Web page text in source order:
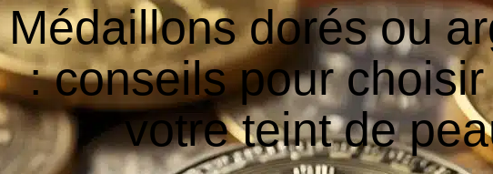
Médaillons dorés ou
: conseils pour
votre teint de